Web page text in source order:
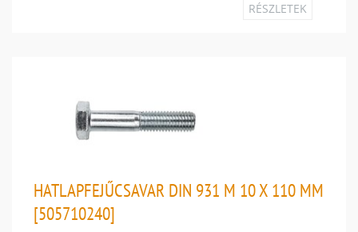
RÉSZLETEK
HATLAPFEJŰCSAVAR DIN 931 M 10 X 110 MM
[505710240]